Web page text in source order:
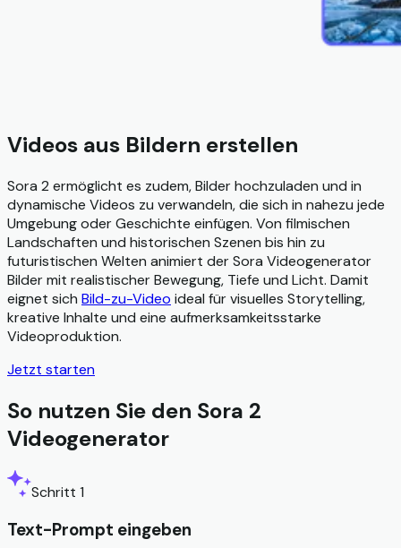
Videos aus Bildern erstellen
Sora 2 ermöglicht es zudem, Bilder hochzuladen und in
dynamische Videos zu verwandeln, die sich in nahezu jede
Umgebung oder Geschichte einfügen. Von filmischen
Landschaften und historischen Szenen bis hin zu
futuristischen Welten animiert der Sora Videogenerator
Bilder mit realistischer Bewegung, Tiefe und Licht. Damit
eignet sich Bild-zu-Video ideal für visuelles Storytelling,
kreative Inhalte und eine aufmerksamkeitsstarke
Videoproduktion.
Jetzt starten
So nutzen Sie den Sora 2
Videogenerator
Schritt 1
Text-Prompt eingeben